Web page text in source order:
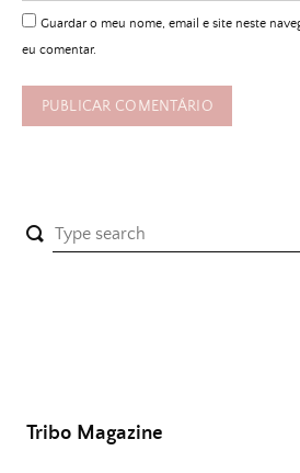
Guardar o meu nome, email e site neste
eu comentar.
Tribo Magazine